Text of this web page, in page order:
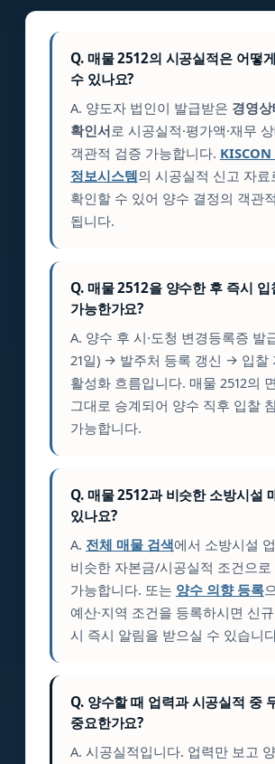
Q. 매물 2512의 시공실적은 어떻
수 있나요?
A. 양도자 법인이 발급받은 경영
확인서로 시공실적·평가액·재무
객관적 검증 가능합니다.
정보시스템의 시공실적 신고 자료
확인할 수 있어 양수 결정의 객관
됩니다.
Q. 매물 2512을 양수한 후 즉시 입
가능한가요?
A. 양수 후 시·도청 변경등록증 발
21일) → 발주처 등록 갱신 → 입찰
활성화 흐름입니다. 매물 2512의
그대로 승계되어 양수 직후 입찰
가능합니다.
Q. 매물 2512과 비슷한 소방시설
있나요?
A. 전체 매물 검색에서 소방시설
비슷한 자본금/시공실적 조건으로
가능합니다. 또는 양수 의향 등록
예산·지역 조건을 등록하시면 신
시 즉시 알림을 받으실 수 있습니
Q. 양수할 때 업력과 시공실적 중
중요한가요?
A. 시공실적입니다. 업력만 보고